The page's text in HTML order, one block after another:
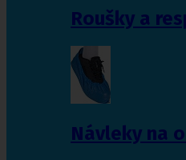
Roušky a
Návleky na